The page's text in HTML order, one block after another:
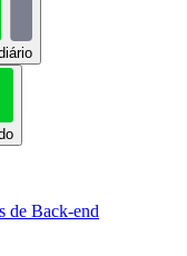
de Back-end